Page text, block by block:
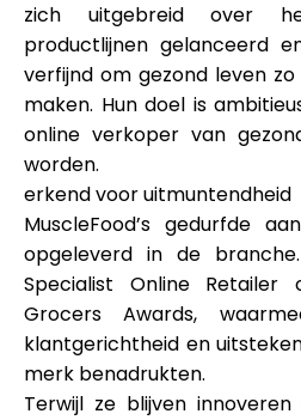
zich uitgebreid over
productlijnen gelanceerd
verfijnd om gezond leven
maken. Hun doel is
online verkoper van
worden.
erkend voor uitmuntendheid
MuscleFood’s gedurfde
opgeleverd in de
Specialist Online
Grocers Awards,
klantgerichtheid en
merk benadrukten.
Terwijl ze blijven